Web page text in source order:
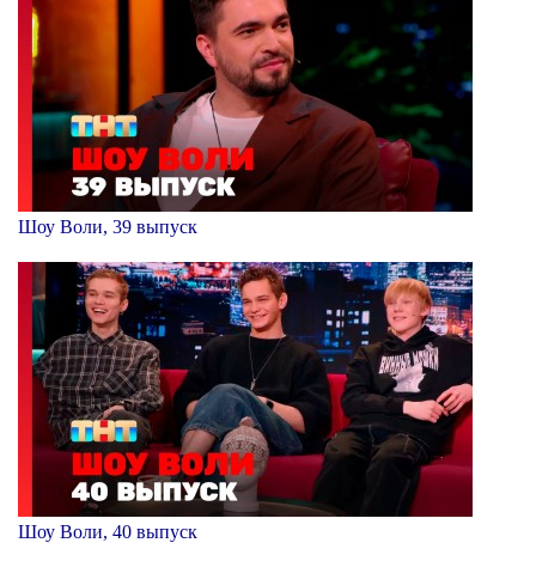
Шоу Воли, 39 выпуск
Шоу Воли, 40 выпуск